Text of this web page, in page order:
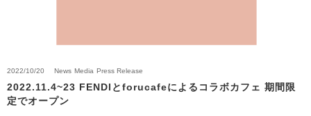
2022/10/20 News Media Press Release
2022.11.4~23 FENDIとforucafeによるコラボカフェ 期間限
定でオープン